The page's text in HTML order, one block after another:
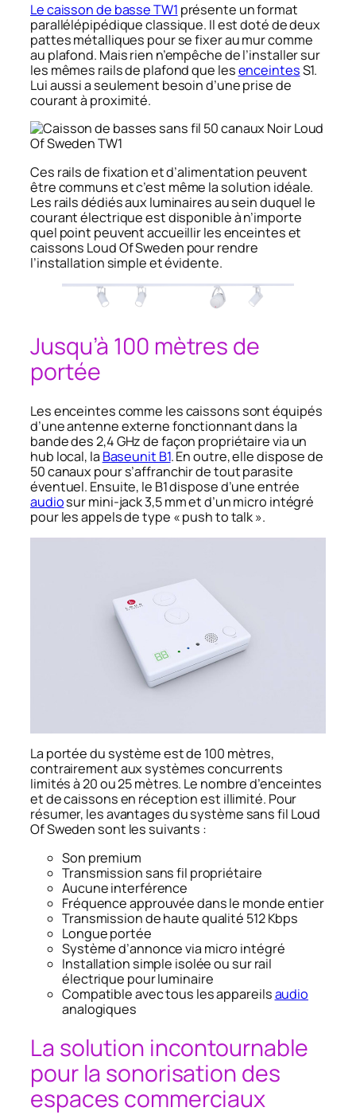
Le caisson de basse TW1 présente un format
parallélépipédique classique. Il est doté de deux
pattes métalliques pour se fixer au mur comme
au plafond. Mais rien n’empêche de l’installer sur
les mêmes rails de plafond que lesenceintesS1.
Lui aussi a seulement besoin d’une prise de
courant à proximité.
Ces rails de fixation et d’alimentation peuvent
être communs et c’est même la solution idéale.
Les rails dédiés aux luminaires au sein duquel le
courant électrique est disponible à n’importe
quel point peuvent accueillir les enceintes et
caissons Loud Of Sweden pour rendre
l’installation simple et évidente.
Jusqu’à 100 mètres de
portée
Les enceintes comme les caissons sont équipés
d’une antenne externe fonctionnant dans la
bande des 2,4 GHz de façon propriétaire via un
hub local, la Baseunit B1. En outre, elle dispose de
50 canaux pour s’affranchir de tout parasite
éventuel. Ensuite, le B1 dispose d’une entrée
audiosur mini-jack 3,5 mm et d’un micro intégré
pour les appels de type « push to talk ».
La portée du système est de 100 mètres,
contrairement aux systèmes concurrents
limités à 20 ou 25 mètres. Le nombre d’enceintes
et de caissons en réception est illimité. Pour
résumer, les avantages du système sans fil Loud
Of Sweden sont les suivants :
Son premium
Transmission sans fil propriétaire
Aucune interférence
Fréquence approuvée dans le monde entier
Transmission de haute qualité 512 Kbps
Longue portée
Système d’annonce via micro intégré
Installation simple isolée ou sur rail
électrique pour luminaire
Compatible avec tous les appareilsaudio
analogiques
La solution incontournable
pour la sonorisation des
espaces commerciaux